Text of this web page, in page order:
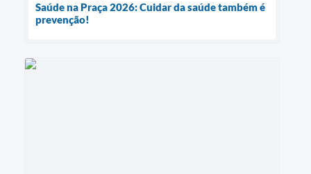
Saúde na Praça 2026: Cuidar da saúde também é
prevenção!